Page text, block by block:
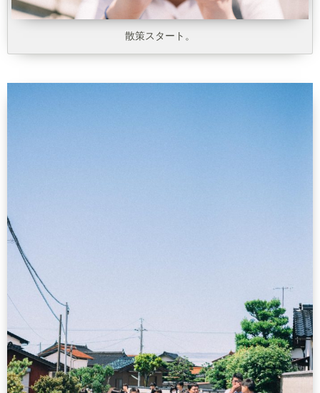
散策スタート。